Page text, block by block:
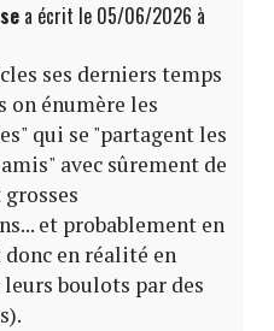
a écrit le 05/06/2026 à
ses derniers temps
on énumère les
qui se "partagent les
avec sûrement de
et probablement en
en réalité en
boulots par des